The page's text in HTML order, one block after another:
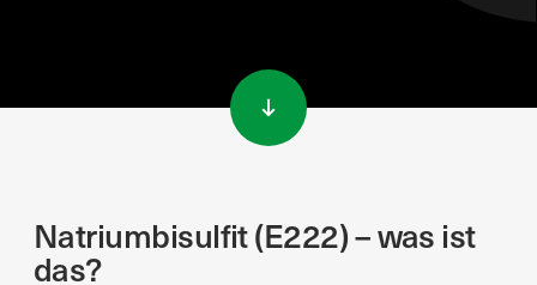
Natriumbisulfit (E222) – was ist
das?